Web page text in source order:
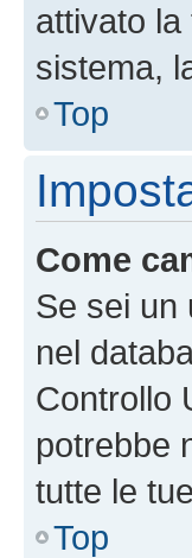
attivato
sistema,
Top
Come
Se sei un
nel
Controllo
potrebbe
tutte le
Top